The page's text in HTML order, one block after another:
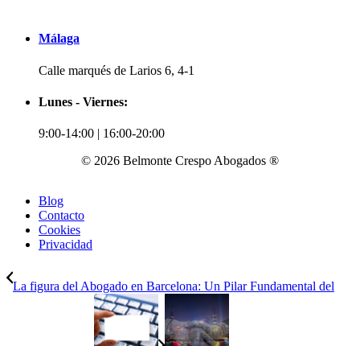
Málaga
Calle marqués de Larios 6, 4-1
Lunes - Viernes:
9:00-14:00 | 16:00-20:00
© 2026 Belmonte Crespo Abogados ®
Blog
Contacto
Cookies
Privacidad
La figura del Abogado en Barcelona: Un Pilar Fundamental del